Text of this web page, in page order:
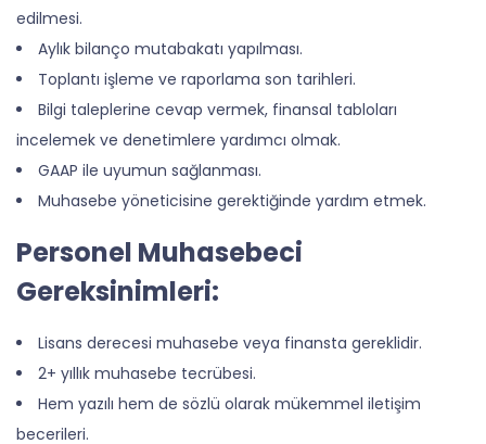
edilmesi.
Aylık bilanço mutabakatı yapılması.
Toplantı işleme ve raporlama son tarihleri.
Bilgi taleplerine cevap vermek, finansal tabloları
incelemek ve denetimlere yardımcı olmak.
GAAP ile uyumun sağlanması.
Muhasebe yöneticisine gerektiğinde yardım etmek.
Personel Muhasebeci
Gereksinimleri:
Lisans derecesi muhasebe veya finansta gereklidir.
2+ yıllık muhasebe tecrübesi.
Hem yazılı hem de sözlü olarak mükemmel iletişim
becerileri.